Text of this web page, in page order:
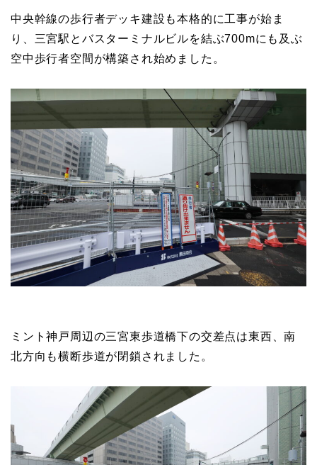
中央幹線の歩行者デッキ建設も本格的に工事が始ま
り、三宮駅とバスターミナルビルを結ぶ700mにも及ぶ
空中歩行者空間が構築され始めました。
ミント神戸周辺の三宮東歩道橋下の交差点は東西、南
北方向も横断歩道が閉鎖されました。